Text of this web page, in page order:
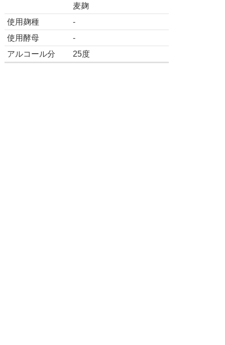
麦麹
使用麹種
-
使用酵母
-
アルコール分
25度